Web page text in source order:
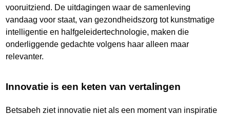
vooruitziend. De uitdagingen waar de samenleving
vandaag voor staat, van gezondheidszorg tot kunstmatige
intelligentie en halfgeleidertechnologie, maken die
onderliggende gedachte volgens haar alleen maar
relevanter.
Innovatie is een keten van vertalingen
Betsabeh ziet innovatie niet als een moment van inspiratie